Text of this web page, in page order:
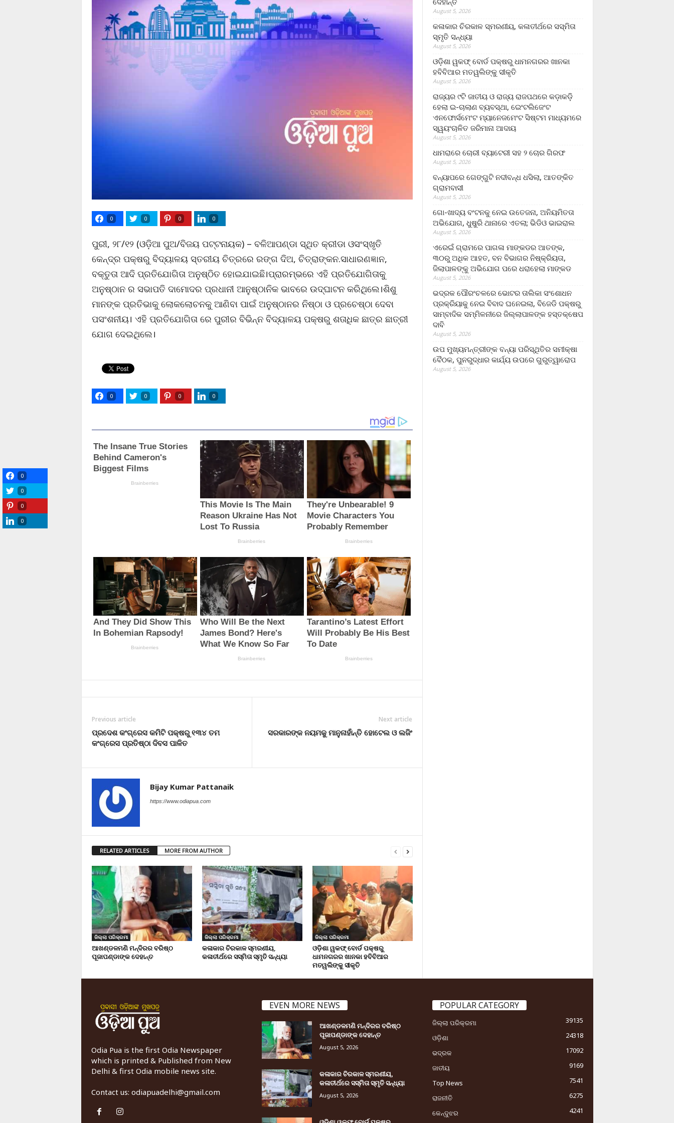
0 0 0 0
ପୁରୀ, ୨୮/୧୨ (ଓଡ଼ିଆ ପୁଅ/ବିଜୟ ପଟ୍ଟନାୟକ) – ବଳିଆପଣ୍ଡା ସ୍ଥିତ କ୍ରୀଡା ଓସଂସ୍ଖୃତି
କେନ୍ଦ୍ର ପକ୍ଷରୁ ବିଦ୍ୟାଳୟ ସ୍ତରୀୟ ଚିତ୍ରରେ ରଙ୍ଗ ଦିଅ, ଚିତ୍ରାଙ୍କନ.ସାଧାରଣଜ୍ଞାନ,
ବକ୍ତୁତା ଆଦି ପ୍ରତିଯୋଗିତା ଅନୁଷ୍ଠିତ ହୋଇଯାଇଛି।ପ୍ରାରମ୍ଭରେ ଏହି ପ୍ରତିଯୋଗିତାକୁ
ଅନୁଷ୍ଠାନ ର ସଭାପତି ଦାମୋଦର ପ୍ରଧାନୀ ଆନୁଷ୍ଠାନିକ ଭାବରେ ଉଦ୍‌ଘାଟନ କରିଥିଲେ।ଶିଶୁ
ମାନଙ୍କ ପ୍ରତିଭାକୁ ଲୋକଲୋଚନକୁ ଆଣିବା ପାଇଁ ଅନୁଷ୍ଠାନର ନିଷ୍ଠା ଓ ପ୍ରଚେଷ୍ଠା ଦେବା
ପସଂଶନୀୟ। ଏହି ପ୍ରତିଯୋଗିତା ରେ ପୁରୀର ବିଭିନ୍ନ ବିଦ୍ୟାଳୟ ପକ୍ଷରୁ ଶତାଧିକ ଛାତ୍ର ଛାତ୍ରୀ
ଯୋଗ ଦେଇଥିଲେ।
0 0 0 0
Previous article
ପ୍ରଦେଶ କଂଗ୍ରେସ କମିଟି ପକ୍ଷରୁ ୧୩୪ ତମ
କଂଗ୍ରେସ ପ୍ରତିଷ୍ଠା ଦିବସ ପାଳିତ
Next article
ସରକାରଙ୍କ ନୟମକୁ ମାନୁନାହାଁନ୍ତି ହୋଟେଲ ଓ ଲଜିଂ
Bijay Kumar Pattanaik
https://www.odiapua.com
RELATED ARTICLES MORE FROM AUTHOR
ଜିଲ୍ଲା ପରିକ୍ରମା
ଆଖଣ୍ଡଳମଣି ମନ୍ଦିରର ବରିଷ୍ଠ
ପୂଜାପଣ୍ଡାଙ୍କ ଦେହାନ୍ତ
ଜିଲ୍ଲା ପରିକ୍ରମା
କଳାକାର ଚିରକାଳ ସ୍ମରଣୀୟ,
କଳାତୀର୍ଥରେ ସସ୍ମିତା ସ୍ମୃତି ସନ୍ଧ୍ୟା
ଜିଲ୍ଲା ପରିକ୍ରମା
ଓଡ଼ିଶା ୱକଫ୍ ବୋର୍ଡ ପକ୍ଷରୁ
ଧାମନଗରର ଖାନକା ହବିବିଆର
ମତୱଲିଙ୍କୁ ସୀକୃତି
August 5, 2026
କଳାକାର ଚିରକାଳ ସ୍ମରଣୀୟ, କଳାତୀର୍ଥରେ ସସ୍ମିତା
ସ୍ମୃତି ସନ୍ଧ୍ୟା
August 5, 2026
ଓଡ଼ିଶା ୱକଫ୍ ବୋର୍ଡ ପକ୍ଷରୁ ଧାମନଗରର ଖାନକା
ହବିବିଆର ମତୱଲିଙ୍କୁ ସୀକୃତି
August 5, 2026
ରାଜ୍ୟର ୯ଟି ଜାତୀୟ ଓ ରାଜ୍ୟ ରାଜପଥରେ କଡ଼ାକଡ଼ି
ହେଲା ଇ-ଚାଲାଣ ବ୍ୟବସ୍ଥା, ଇେଂଟଲିଜେଂଟ
ଏନଫୋର୍ସମେଂଟ ମ୍ୟାନେଜମେଂଟ ସିଷ୍ଟମ ମାଧ୍ୟମରେ
ସ୍ୱୟଂଚାଳିତ ଜରିମାନା ଆଦାୟ
August 5, 2026
ଧାମରାରେ ଚୋରୀ ବ୍ୟାଟେରୀ ସହ ୨ ଚୋର ଗିରଫ
August 5, 2026
ବନ୍ୟାପରେ ଗେଙ୍ଗୁଟି ନଦୀବନ୍ଧ ଧସିଲା, ଆତଙ୍କିତ
ଗ୍ରାମବାସୀ
August 5, 2026
ଗୋ-ଖାଦ୍ୟ ବଂଟନକୁ ନେଇ ଉତେଜନା, ଅନିୟମିତତା
ଅଭିଯୋଗ, ଧୁଷୁରି ଥାନାରେ ଏତଲା; ଭିଡିଓ ଭାଇରାଲ
August 5, 2026
ଏରେଇଁ ଗ୍ରାମରେ ପାଗଳା ମାଙ୍କଡର ଆତଙ୍କ,
୩୦ରୁ ଅଧିକ ଆହତ, ବନ ବିଭାଗର ନିଷ୍କ୍ରିୟତା,
ଜିଲାପାଳଙ୍କୁ ଅଭିଯୋଗ ପରେ ଧରାହେଲା ମାଙ୍କଡ
August 5, 2026
ଭଦ୍ରକ ପୌରଂଚଳରେ ଭୋଟର ତାଲିକା ସଂଶୋଧନ
ପ୍ରକ୍ରିୟାକୁ ନେଇ ବିବାଦ ଘନେଇଲା, ବିଜେଡି ପକ୍ଷରୁ
ସାମ୍ବାଦିକ ସମ୍ମିଳନୀରେ ଜିଲ୍ଲାପାଳଙ୍କ ହସ୍ତକ୍ଷେପ
ଦାବି
August 5, 2026
ଉପ ମୁଖ୍ୟମନ୍ତ୍ରୀଙ୍କ ବନ୍ୟା ପରିସ୍ଥିତିର ସମୀକ୍ଷା
ବୈଠକ, ପୁନରୁଦ୍ଧାର କାର୍ଯ୍ୟ ଉପରେ ଗୁରୁତ୍ୱାରୋପ
August 5, 2026
Odia Pua is the first Odia Newspaper
which is printed & Published from New
Delhi & first Odia mobile news site.
Contact us: odiapuadelhi@gmail.com
EVEN MORE NEWS
ଆଖଣ୍ଡଳମଣି ମନ୍ଦିରର ବରିଷ୍ଠ
ପୂଜାପଣ୍ଡାଙ୍କ ଦେହାନ୍ତ
August 5, 2026
କଳାକାର ଚିରକାଳ ସ୍ମରଣୀୟ,
କଳାତୀର୍ଥରେ ସସ୍ମିତା ସ୍ମୃତି ସନ୍ଧ୍ୟା
August 5, 2026
POPULAR CATEGORY
ଜିଲ୍ଲା ପରିକ୍ରମା
39135
ଓଡ଼ିଶା
24318
ଭଦ୍ରକ
17092
ଜାତୀୟ
9169
Top News
7541
ରାଜନୀତି
6275
କେନ୍ଦୁଝର
4241
0
0
0
0